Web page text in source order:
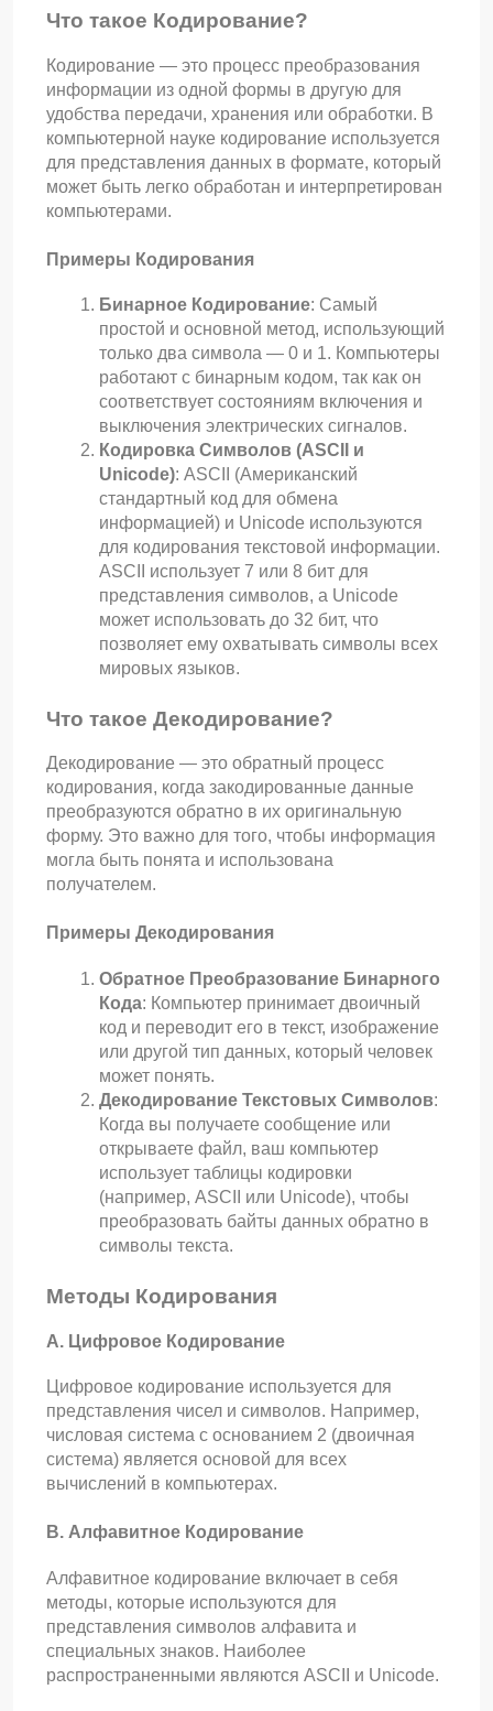
Что такое Кодирование?
Кодирование — это процесс преобразования
информации из одной формы в другую для
удобства передачи, хранения или обработки. В
компьютерной науке кодирование используется
для представления данных в формате, который
может быть легко обработан и интерпретирован
компьютерами.
Примеры Кодирования
Бинарное Кодирование: Самый
простой и основной метод, использующий
только два символа — 0 и 1. Компьютеры
работают с бинарным кодом, так как он
соответствует состояниям включения и
выключения электрических сигналов.
Кодировка Символов (ASCII и
Unicode): ASCII (Американский
стандартный код для обмена
информацией) и Unicode используются
для кодирования текстовой информации.
ASCII использует 7 или 8 бит для
представления символов, а Unicode
может использовать до 32 бит, что
позволяет ему охватывать символы всех
мировых языков.
Что такое Декодирование?
Декодирование — это обратный процесс
кодирования, когда закодированные данные
преобразуются обратно в их оригинальную
форму. Это важно для того, чтобы информация
могла быть понята и использована
получателем.
Примеры Декодирования
Обратное Преобразование Бинарного
Кода: Компьютер принимает двоичный
код и переводит его в текст, изображение
или другой тип данных, который человек
может понять.
Декодирование Текстовых Символов:
Когда вы получаете сообщение или
открываете файл, ваш компьютер
использует таблицы кодировки
(например, ASCII или Unicode), чтобы
преобразовать байты данных обратно в
символы текста.
Методы Кодирования
А. Цифровое Кодирование
Цифровое кодирование используется для
представления чисел и символов. Например,
числовая система с основанием 2 (двоичная
система) является основой для всех
вычислений в компьютерах.
B. Алфавитное Кодирование
Алфавитное кодирование включает в себя
методы, которые используются для
представления символов алфавита и
специальных знаков. Наиболее
распространенными являются ASCII и Unicode.